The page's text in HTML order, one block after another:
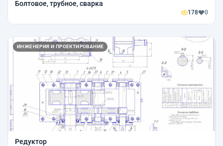
Болтовое, трубное, сварка
178 0
ИНЖЕНЕРИЯ И ПРОЕКТИРОВАНИЕ
Редуктор